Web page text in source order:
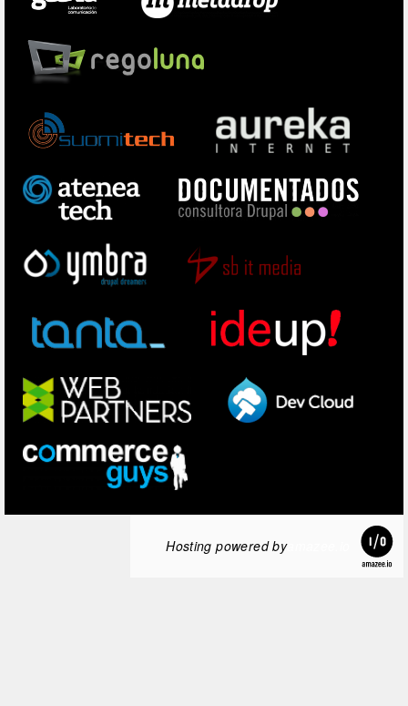
Hosting powered byamazee.io